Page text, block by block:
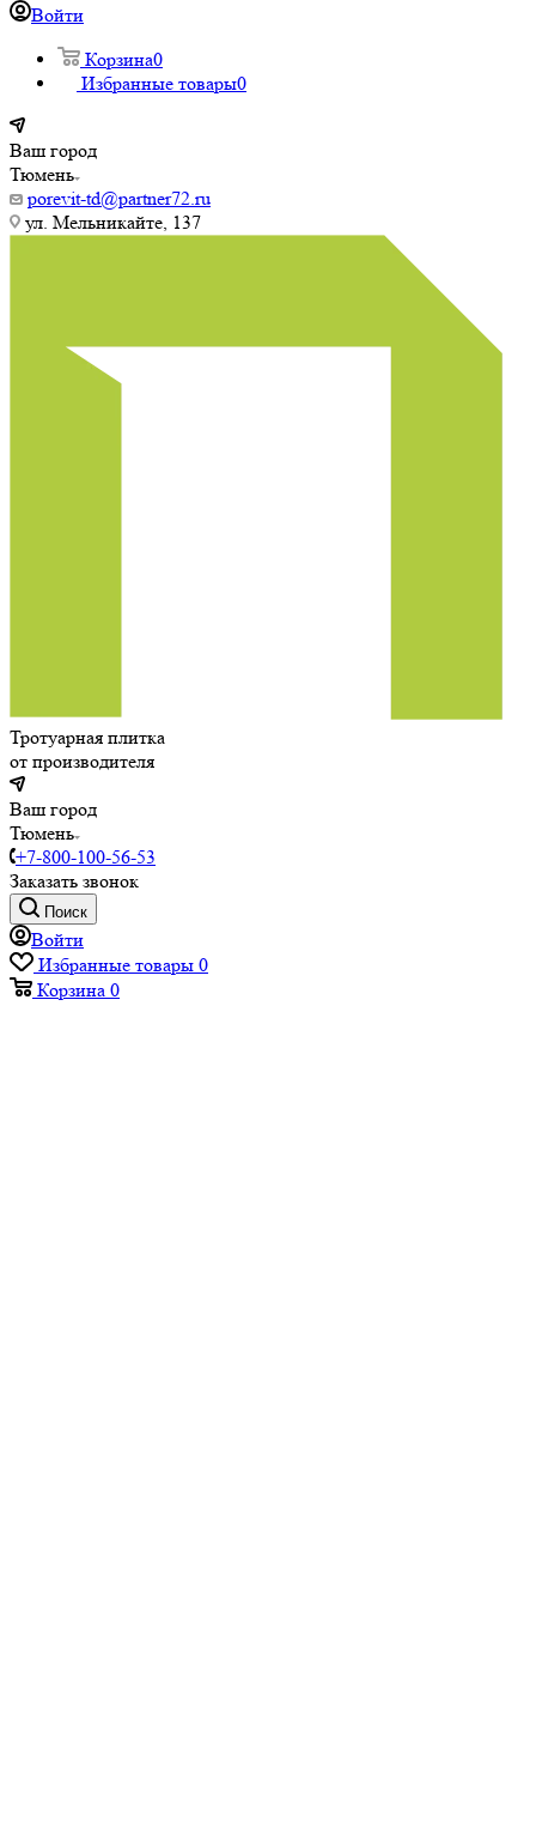
Войти
Корзина0
Избранные товары0
Ваш город
Тюмень
porevit-td@partner72.ru
ул. Мельникайте, 137
Тротуарная плитка
от производителя
Ваш город
Тюмень
+7-800-100-56-53
Заказать звонок
Поиск
Войти
Избранные товары 0
Корзина 0